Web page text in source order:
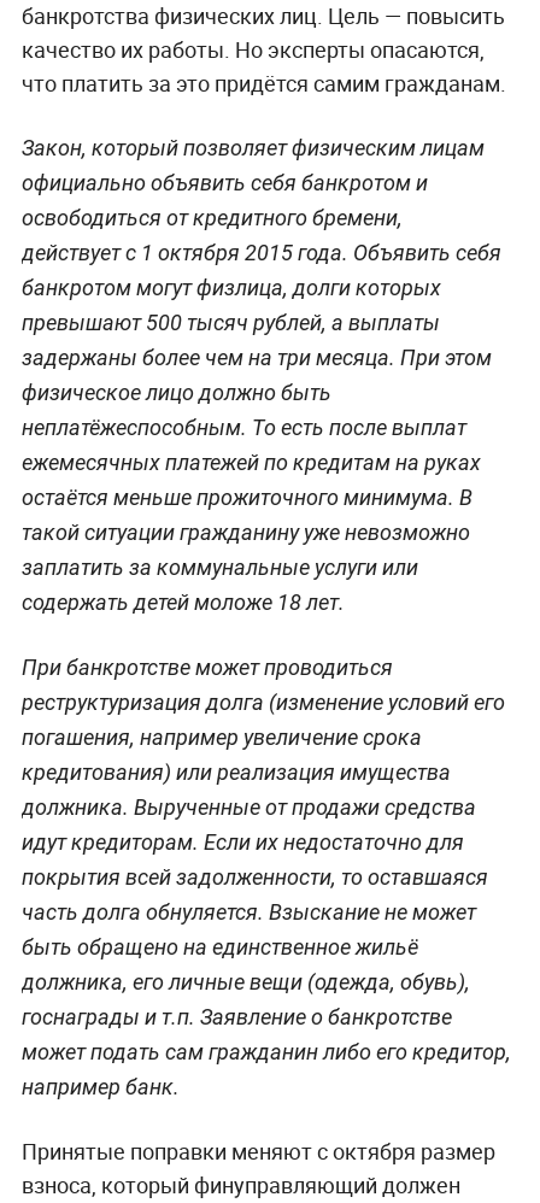
банкротства физических лиц. Цель — повысить
качество их работы. Но эксперты опасаются,
что платить за это придётся самим гражданам.
Закон, который позволяет физическим лицам
официально объявить себя банкротом и
освободиться от кредитного бремени,
действует с 1 октября 2015 года. Объявить себя
банкротом могут физлица, долги которых
превышают 500 тысяч рублей, а выплаты
задержаны более чем на три месяца. При этом
физическое лицо должно быть
неплатёжеспособным. То есть после выплат
ежемесячных платежей по кредитам на руках
остаётся меньше прожиточного минимума. В
такой ситуации гражданину уже невозможно
заплатить за коммунальные услуги или
содержать детей моложе 18 лет.
При банкротстве может проводиться
реструктуризация долга (изменение условий его
погашения, например увеличение срока
кредитования) или реализация имущества
должника. Вырученные от продажи средства
идут кредиторам. Если их недостаточно для
покрытия всей задолженности, то оставшаяся
часть долга обнуляется. Взыскание не может
быть обращено на единственное жильё
должника, его личные вещи (одежда, обувь),
госнаграды и т.п. Заявление о банкротстве
может подать сам гражданин либо его кредитор,
например банк.
Принятые поправки меняют с октября размер
взноса, который финуправляющий должен